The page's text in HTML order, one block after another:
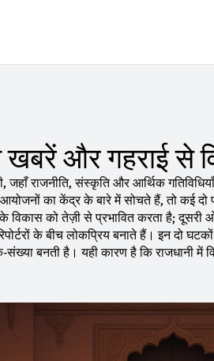
खबरें और गहराई से
जहाँ राजनीति, संस्कृति और आर्थिक
का केंद्रके बारे में सोचते हैं, तो कई
विकास को तेज़ी से प्रभावित करता है; दूसरी
के बीच लोकप्रिय बनाते हैं। इन दो
बनती है। यही कारण है कि राजधानी में